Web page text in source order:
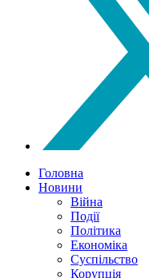
Головна
Новини
Війна
Події
Політика
Економіка
Суспільство
Корупція